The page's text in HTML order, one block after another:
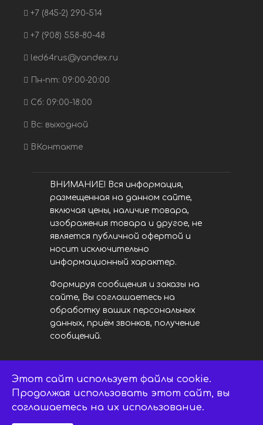
+7 (845-2) 290-514
+7 (908) 558-80-48
led64rus@yandex.ru
Пн-пт: 09:00-20:00
Сб: 09:00-18:00
Вс: выходной
ВКонтакте
ВНИМАНИЕ! Вся информация,
размещенная на данном сайте,
включая цены, наличие товара,
изображения товара и другое, не
является публичной офертой и
носит исключительно
информационный характер.
Формируя сообщения и заказы на
сайте, Вы соглашаетесь на
обработку ваших персональных
данных, приём звонков, получение
сообщений.
LED центр. © 2014 - 2026
ledsaratov.ru. Все права защищены.
Этот сайт использует файлы cookie.
Продолжая использовать этот сайт, вы
соглашаетесь на их использование.